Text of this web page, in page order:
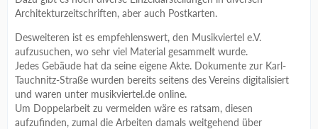
Architekturzeitschriften, aber auch Postkarten.
Desweiteren ist es empfehlenswert, den Musikviertel e.V.
aufzusuchen, wo sehr viel Material gesammelt wurde.
Jedes Gebäude hat da seine eigene Akte. Dokumente zur Karl-
Tauchnitz-Straße wurden bereits seitens des Vereins digitalisiert
und waren unter musikviertel.de online.
Um Doppelarbeit zu vermeiden wäre es ratsam, diesen
aufzufinden, zumal die Arbeiten damals weitgehend über